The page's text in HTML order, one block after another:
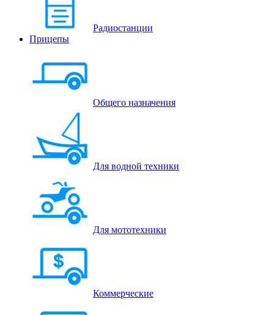
Радиостанции
Прицепы
Общего назначения
Для водной техники
Для мототехники
Коммерческие